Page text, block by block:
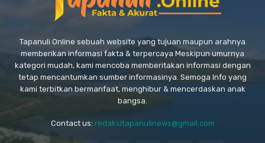
Tapanuli Online sebuah website yang tujuan maupun arahnya
memberikan informasi fakta & terpercaya Meskipun umurnya
kategori mudah, kami mencoba memberitakan informasi dengan
tetap mencantumkan sumber informasinya. Semoga Info yang
kami terbitkan bermanfaat, menghibur & mencerdaskan anak
bangsa.
Contact us: redaksitapanulinews@gmail.com